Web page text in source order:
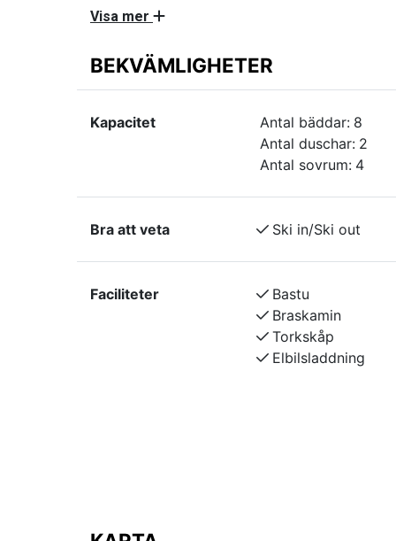
med spis/ugn, kyl/frys, diskmaskin och
WC/Dusch. Tvättmaskin, torkskåp och
ingår i hyran, samt möblerad altan. Cirka
tillåtet. Solskyddsfilm i alla fönster med söderläge. AC finns via
Eventuella altaner/balkonger skottas ej utan
Visa mer
BEKVÄMLIGHETER
Kapacitet Antal bäddar: 8
Antal duschar: 2
Antal sovrum: 4
Bra att veta Ski in/Ski out
Faciliteter
Bastu
Braskamin
Torkskåp
Elbilsladdning